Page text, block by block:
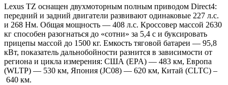
Lexus TZ оснащен двухмоторным полным приводом Direct4:
передний и задний двигатели развивают одинаковые 227 л.с.
и 268 Нм. Общая мощность — 408 л.с. Кроссовер массой 2630
кг способен разогнаться до «сотни» за 5,4 с и буксировать
прицепы массой до 1500 кг. Емкость тяговой батареи — 95,8
кВт, показатель дальнобойности разнится в зависимости от
региона и цикла измерения: США (EPA) — 483 км, Европа
(WLTP) — 530 км, Япония (JC08) — 620 км, Китай (CLTC) –
640 км.